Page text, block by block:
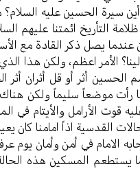
سيرة الحسين عليه
التأريخ ائمتنا عليهم
يصل ذكر القادة مع
الأمر اعظم، ولكن هذا
أثر أو قل أثران أثر
رأت موضعاً سليماً ولكن هناك
قوت الأرامل والأيتام في
اذاً امامنا كان
الامام في أمن وأمان يوم
يستطعم المسكين هذه